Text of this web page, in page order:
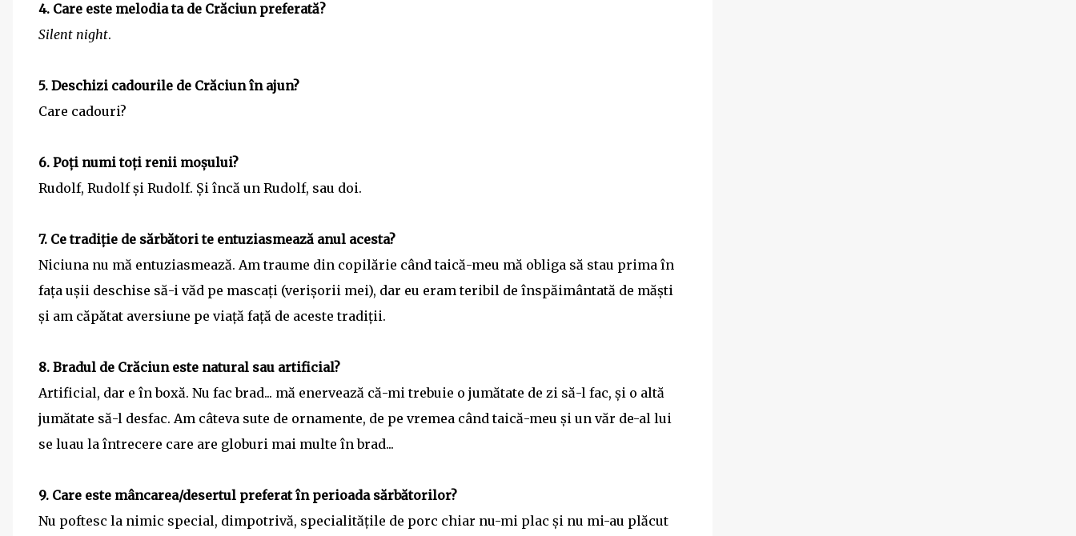
4. Care este melodia ta de Crăciun preferată?
Silent night.
5. Deschizi cadourile de Crăciun în ajun?
Care cadouri?
6. Poți numi toți renii moșului?
Rudolf, Rudolf și Rudolf. Și încă un Rudolf, sau doi.
7. Ce tradiție de sărbători te entuziasmează anul acesta?
Niciuna nu mă entuziasmează. Am traume din copilărie când taică-meu mă obliga să stau prima în
fața ușii deschise să-i văd pe mascați (verișorii mei), dar eu eram teribil de înspăimântată de măști
și am căpătat aversiune pe viață față de aceste tradiții.
8. Bradul de Crăciun este natural sau artificial?
Artificial, dar e în boxă. Nu fac brad... mă enervează că-mi trebuie o jumătate de zi să-l fac, și o altă
jumătate să-l desfac. Am câteva sute de ornamente, de pe vremea când taică-meu și un văr de-al lui
se luau la întrecere care are globuri mai multe în brad...
9. Care este mâncarea/desertul preferat în perioada sărbătorilor?
Nu poftesc la nimic special, dimpotrivă, specialitățile de porc chiar nu-mi plac și nu mi-au plăcut